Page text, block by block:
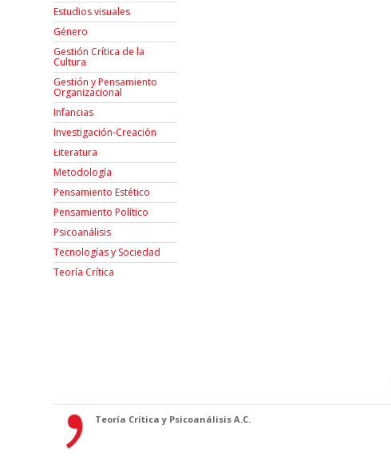
Estudios visuales
Género
Gestión Crítica de la
Cultura
Gestión y Pensamiento
Organizacional
Infancias
Investigación-Creación
Łiteratura
Metodología
Pensamiento Estético
Pensamiento Político
Psicoanálisis
Tecnologías y Sociedad
Teoría Crítica
Teoría Crítica y Psicoanálisis A.C.